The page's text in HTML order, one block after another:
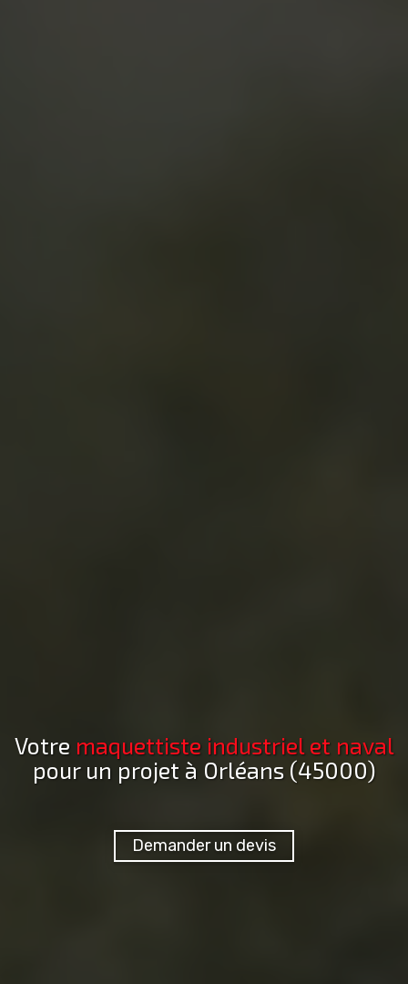
Votre maquettiste industriel et naval
pour un projet à Orléans (45000)
Demander un devis